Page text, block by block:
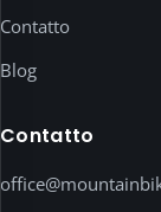
Contatto
Blog
Contatto
servizio
privacy
Note